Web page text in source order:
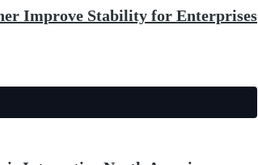
Improve Stability for Enterprises